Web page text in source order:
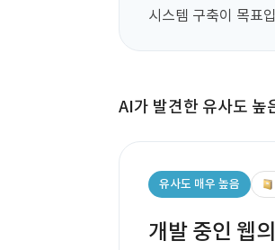
시스템 구축이 목표
AI가 발견한 유사도 높
유사도 매우 높음
개발 중인 웹